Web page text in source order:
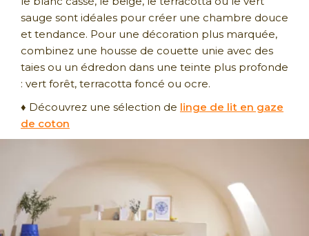
sauge sont idéales pour créer une chambre douce
et tendance. Pour une décoration plus marquée,
combinez une housse de couette unie avec des
taies ou un édredon dans une teinte plus profonde
: vert forêt, terracotta foncé ou ocre.
♦ Découvrez une sélection de linge de lit en gaze
de coton